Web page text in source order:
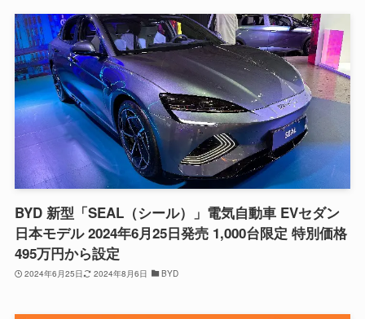
BYD 新型「SEAL（シール）」電気自動車 EVセダン
日本モデル 2024年6月25日発売 1,000台限定 特別価格
495万円から設定
2024年6月25日 2024年8月6日 BYD